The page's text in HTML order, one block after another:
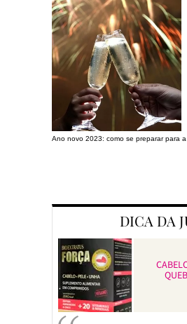
Ano novo 2023: como se preparar para a
DICA DA